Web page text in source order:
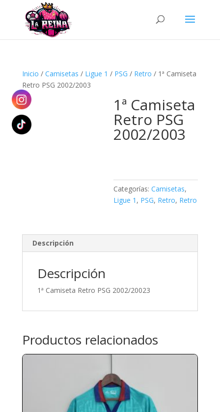
Búsqueda
productos
Inicio / Camisetas / Ligue 1 / PSG / Retro / 1ª Camiseta
Retro PSG 2002/2003
1ª Camiseta
Retro PSG
2002/2003
Categorías:Camisetas,
Ligue 1 , PSG, Retro, Retro
Descripción
Descripción
1ª Camiseta Retro PSG 2002/20023
Productos relacionados